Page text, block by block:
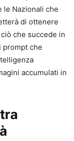
le Nazionali che
di ottenere
che succede in
prompt che
accumulati in